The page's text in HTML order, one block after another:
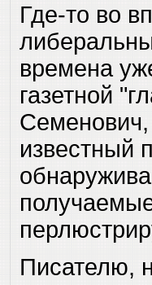
Где-то во
времена
газетной
известный
Писателю,